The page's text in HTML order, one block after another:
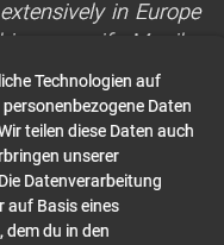
Technologien auf
Daten
teilen diese Daten auch
unserer
Datenverarbeitung
auf Basis eines
dem du in den
in Europe
now wife Monika
trip. They married
many awesome
very memorable
the good bits but
moments” as well!